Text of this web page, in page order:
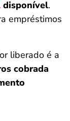
disponível.
empréstimos
liberado é a
cobrada